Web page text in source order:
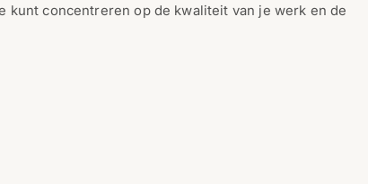
kunt concentreren op de kwaliteit van je werk en de